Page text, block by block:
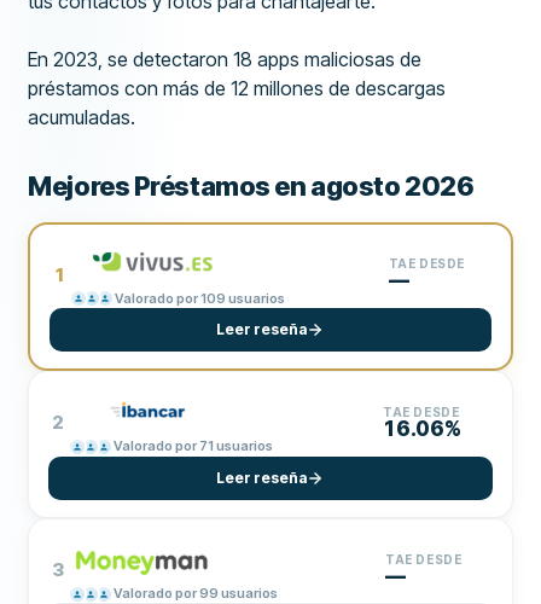
En 2023, se detectaron 18 apps maliciosas de
préstamos con más de 12 millones de descargas
acumuladas.
Mejores Préstamos en agosto 2026
1
Valorado por 109 usuarios
TAE DESDE
—
Leer reseña
2
Valorado por 71 usuarios
TAE DESDE
16.06%
Leer reseña
3
Valorado por 99 usuarios
TAE DESDE
—